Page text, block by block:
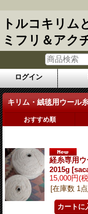
トルコキリム
ミフリ＆アク
ログイン
キリム・絨毯用ウール
おすすめ順
経糸専用
2015g
15,000円(
[在庫数 1